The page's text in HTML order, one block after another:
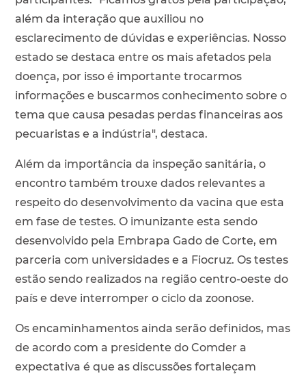
além da interação que auxiliou no
esclarecimento de dúvidas e experiências. Nosso
estado se destaca entre os mais afetados pela
doença, por isso é importante trocarmos
informações e buscarmos conhecimento sobre o
tema que causa pesadas perdas financeiras aos
pecuaristas e a indústria", destaca.
Além da importância da inspeção sanitária, o
encontro também trouxe dados relevantes a
respeito do desenvolvimento da vacina que esta
em fase de testes. O imunizante esta sendo
desenvolvido pela Embrapa Gado de Corte, em
parceria com universidades e a Fiocruz. Os testes
estão sendo realizados na região centro-oeste do
país e deve interromper o ciclo da zoonose.
Os encaminhamentos ainda serão definidos, mas
de acordo com a presidente do Comder a
expectativa é que as discussões fortaleçam